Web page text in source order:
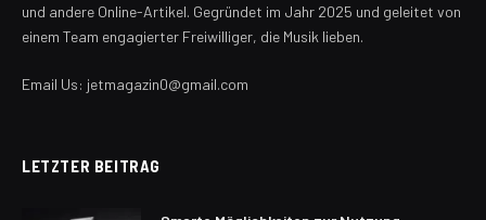
und andere Online-Artikel. Gegründet im Jahr 2025 und geleitet von
einem Team engagierter Freiwilliger, die Musik lieben.
Email Us: jetmagazin0@gmail.com
LETZTER BEITRAG